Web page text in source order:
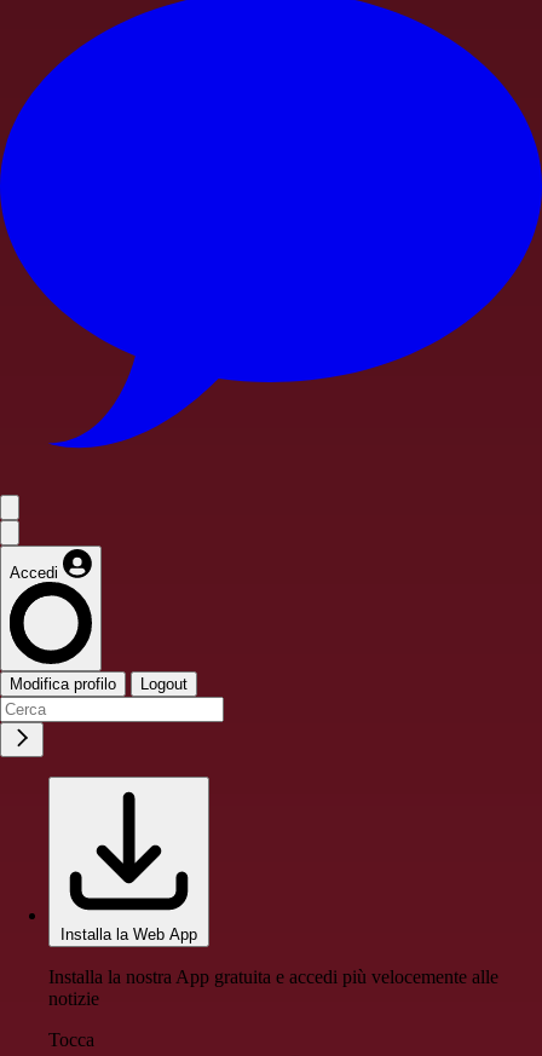
Accedi
Modifica profilo Logout
Installa la Web App
Installa la nostra App gratuita e accedi più velocemente alle
notizie
Tocca